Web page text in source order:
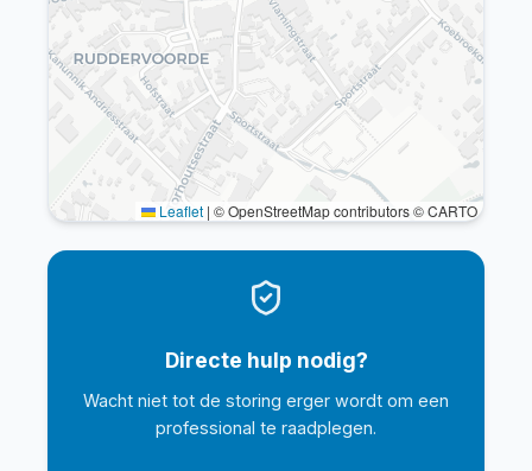
Leaflet | © OpenStreetMap contributors © CARTO
Directe hulp nodig?
Wacht niet tot de storing erger wordt om een
professional te raadplegen.